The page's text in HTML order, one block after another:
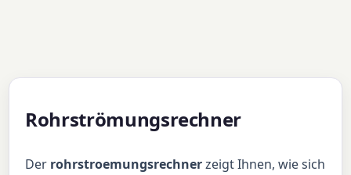
Rohrströmungsrechner
Der rohrstroemungsrechnerzeigt Ihnen, wie sich